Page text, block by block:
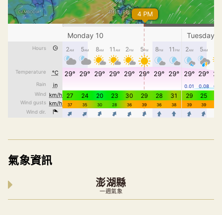
氣象資訊
澎湖縣
一週氣象